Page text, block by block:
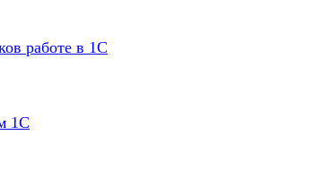
работе в 1С
1С